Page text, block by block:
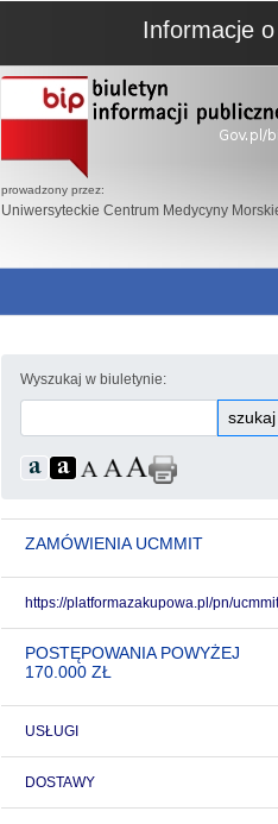
prowadzony przez:
Uniwersyteckie Centrum Medycyny
Wyszukaj w biuletynie:
szukaj
ZAMÓWIENIA UCMMIT
https://platformazakupowa.pl/pn/
POSTĘPOWANIA POWYŻEJ
170.000 ZŁ
USŁUGI
DOSTAWY
Informacje